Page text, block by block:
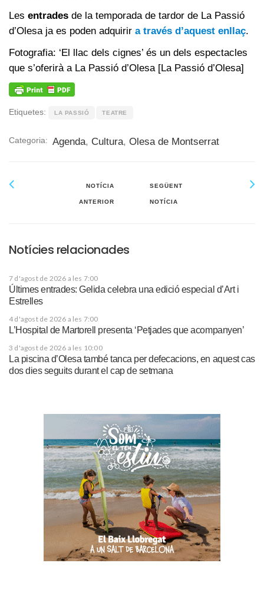
Les entrades de la temporada de tardor de La Passió
d’Olesa ja es poden adquirir a través d’aquest enllaç.
Fotografia: ‘El llac dels cignes’ és un dels espectacles
que s’oferirà a La Passió d’Olesa [La Passió d’Olesa]
Etiquetes: LA PASSIÓ TEATRE
Categoria: Agenda, Cultura, Olesa de Montserrat
NOTÍCIA
ANTERIOR
SEGÜENT
NOTÍCIA
Notícies relacionades
7 d'agost de 2026 a les 7:00
Últimes entrades: Gelida celebra una edició especial d’Art i
Estrelles
4 d'agost de 2026 a les 7:00
L’Hospital de Martorell presenta ‘Petjades que acompanyen’
3 d'agost de 2026 a les 10:00
La piscina d’Olesa també tanca per defecacions, en aquest cas
dos dies seguits durant el cap de setmana